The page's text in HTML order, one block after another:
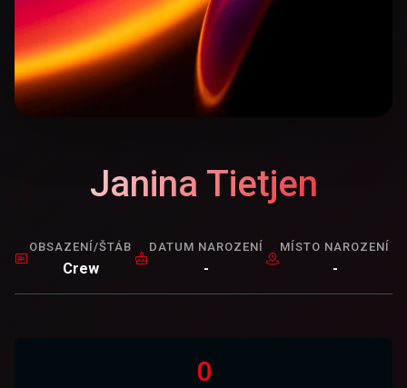
Janina Tietjen
OBSAZENÍ/ŠTÁB
Crew
DATUM NAROZENÍ
-
MÍSTO NAROZENÍ
-
0